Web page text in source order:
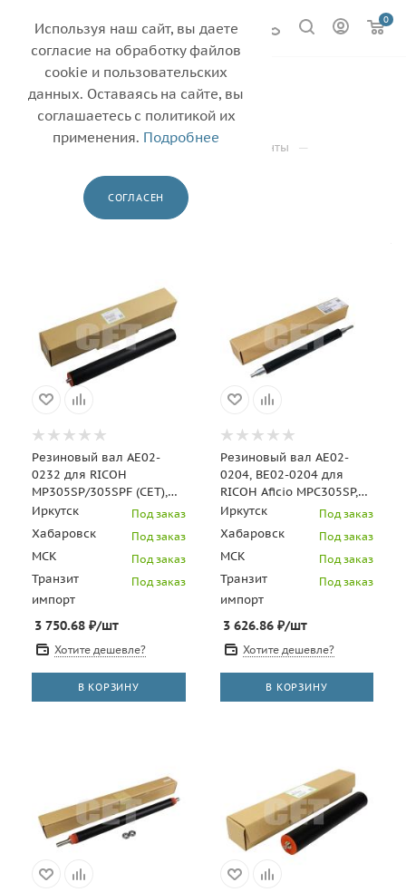
0
RICOH 45
Главная — Каталог —
Термопленки, валы фьюзера, термоэлементы —
Резиновый вал AE02-
0232 для RICOH
MP305SP/305SPF (CET),
CET7721
Иркутск Под заказ
Хабаровск Под заказ
МСК Под заказ
Транзит
импорт
Под заказ
3 750.68 ₽/шт
Хотите дешевле?
В КОРЗИНУ
Резиновый вал AE02-
0204, BE02-0204 для
RICOH Aficio MPC305SP,
MPC306/406 (CET),
CET211017
Иркутск Под заказ
Хабаровск Под заказ
МСК Под заказ
Транзит
импорт
Под заказ
3 626.86₽/шт
Хотите дешевле?
В КОРЗИНУ
Используя наш сайт, вы даете
согласие на обработку файлов
cookie и пользовательских
данных. Оставаясь на сайте, вы
соглашаетесь с политикой их
применения. Подробнее
СОГЛАСЕН